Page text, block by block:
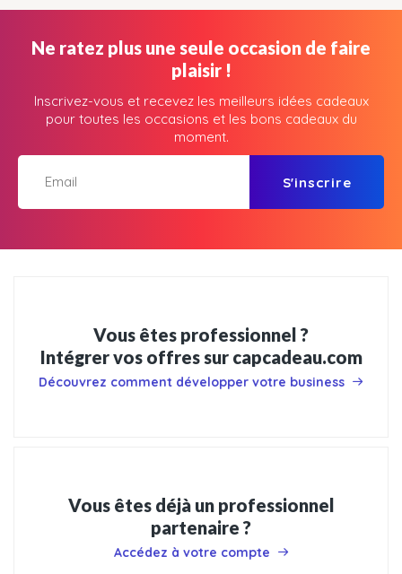
Ne ratez plus une seule occasion de faire
plaisir !
Inscrivez-vous et recevez les meilleurs idées cadeaux
pour toutes les occasions et les bons cadeaux du
moment.
S'inscrire
Vous êtes professionnel ?
Intégrer vos offres sur capcadeau.com
Découvrez comment développer votre business
Vous êtes déjà un professionnel
partenaire ?
Accédez à votre compte